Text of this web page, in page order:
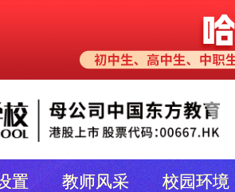
置 教师风采 校园环境